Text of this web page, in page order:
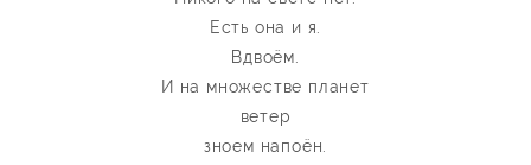
Есть она и я.
Вдвоём.
И на множестве планет
ветер
зноем напоён.